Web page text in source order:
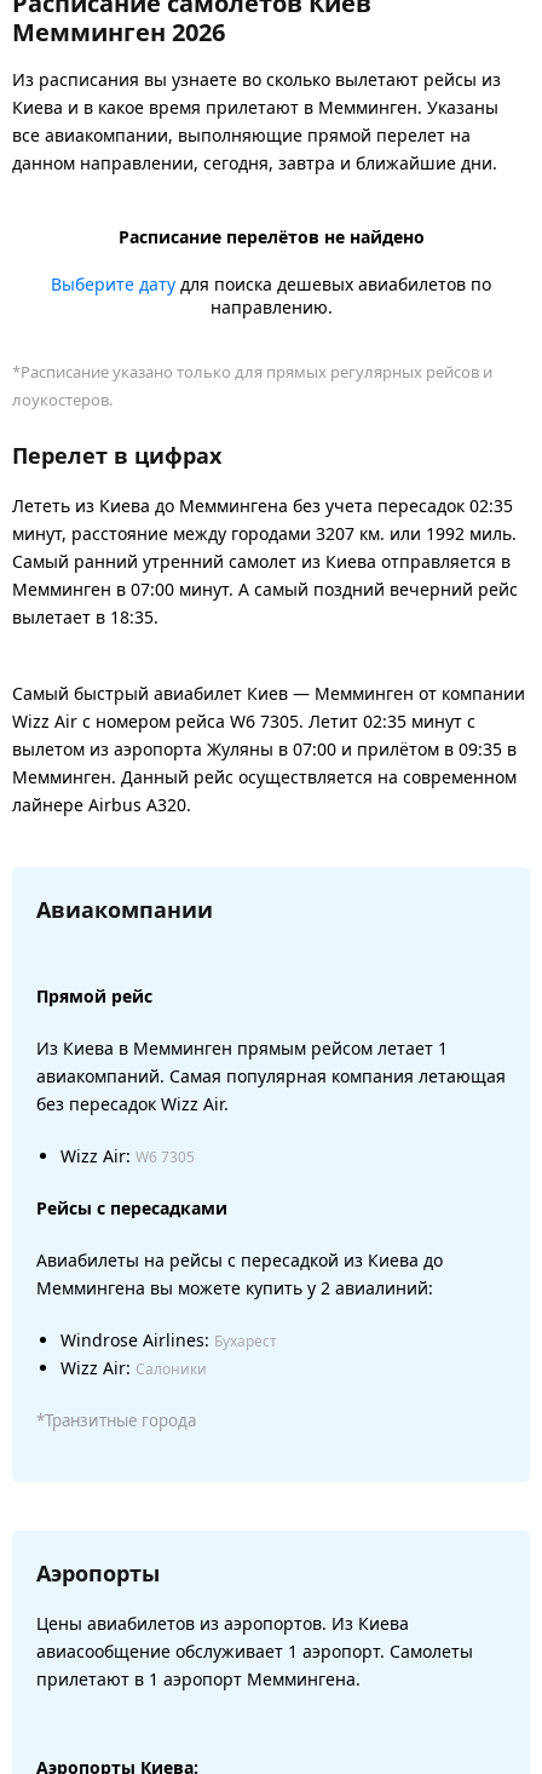
Мемминген 2026
Из расписания вы узнаете во сколько вылетают рейсы из
Киева и в какое время прилетают в Мемминген. Указаны
все авиакомпании, выполняющие прямой перелет на
данном направлении, сегодня, завтра и ближайшие дни.
Расписание перелётов не найдено
Выберите дату для поиска дешевых авиабилетов по
направлению.
*Расписание указано только для прямых регулярных рейсов и
лоукостеров.
Перелет в цифрах
Лететь из Киева до Меммингена без учета пересадок 02:35
минут, расстояние между городами 3207 км. или 1992 миль.
Самый ранний утренний самолет из Киева отправляется в
Мемминген в 07:00 минут. А самый поздний вечерний рейс
вылетает в 18:35.
Самый быстрый авиабилет Киев — Мемминген от компании
Wizz Air с номером рейса W6 7305. Летит 02:35 минут с
вылетом из аэропорта Жуляны в 07:00 и прилётом в 09:35 в
Мемминген. Данный рейс осуществляется на современном
лайнере Airbus A320.
Авиакомпании
Прямой рейс
Из Киева в Мемминген прямым рейсом летает 1
авиакомпаний. Самая популярная компания летающая
без пересадок Wizz Air.
Wizz Air: W6 7305
Рейсы с пересадками
Авиабилеты на рейсы с пересадкой из Киева до
Меммингена вы можете купить у 2 авиалиний:
Windrose Airlines: Бухарест
Wizz Air: Салоники
*Транзитные города
Аэропорты
Цены авиабилетов из аэропортов. Из Киева
авиасообщение обслуживает 1 аэропорт. Самолеты
прилетают в 1 аэропорт Меммингена.
Аэропорты Киева: